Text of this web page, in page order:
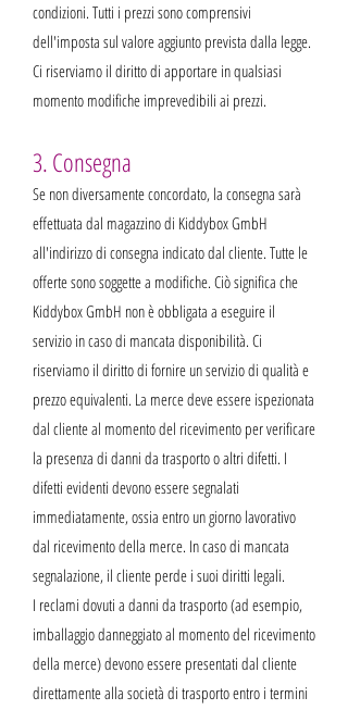
condizioni. Tutti i prezzi sono comprensivi
dell'imposta sul valore aggiunto prevista dalla legge.
Ci riserviamo il diritto di apportare in qualsiasi
momento modifiche imprevedibili ai prezzi.
3. Consegna
Se non diversamente concordato, la consegna sarà
effettuata dal magazzino di Kiddybox GmbH
all'indirizzo di consegna indicato dal cliente. Tutte le
offerte sono soggette a modifiche. Ciò significa che
Kiddybox GmbH non è obbligata a eseguire il
servizio in caso di mancata disponibilità. Ci
riserviamo il diritto di fornire un servizio di qualità e
prezzo equivalenti. La merce deve essere ispezionata
dal cliente al momento del ricevimento per verificare
la presenza di danni da trasporto o altri difetti. I
difetti evidenti devono essere segnalati
immediatamente, ossia entro un giorno lavorativo
dal ricevimento della merce. In caso di mancata
segnalazione, il cliente perde i suoi diritti legali.
I reclami dovuti a danni da trasporto (ad esempio,
imballaggio danneggiato al momento del ricevimento
della merce) devono essere presentati dal cliente
direttamente alla società di trasporto entro i termini